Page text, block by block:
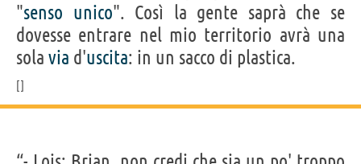
"senso unico". Così la gente saprà che se
dovesse entrare nel mio territorio avrà una
sola via d'uscita: in un sacco di plastica.